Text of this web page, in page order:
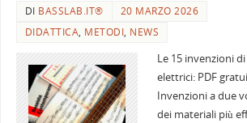
DI BASSLAB.IT®
20 MARZO 2026
DIDATTICA, METODI, NEWS
Le 15 invenzioni
elettrici: PDF
Invenzioni a due
dei materiali più